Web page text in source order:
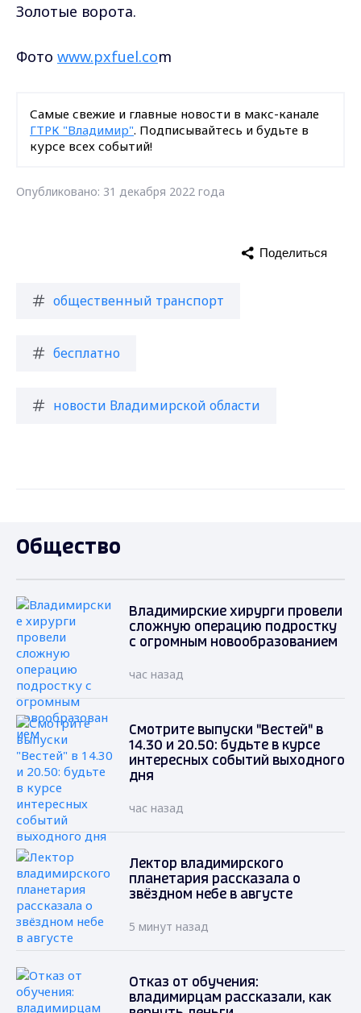
Золотые ворота.
Фото www.pxfuel.com
Самые свежие и главные новости в макс-канале
ГТРК "Владимир". Подписывайтесь и будьте в
курсе всех событий!
Опубликовано: 31 декабря 2022 года
общественный транспорт
бесплатно
новости Владимирской области
Поделиться
Общество
Владимирские хирурги провели
сложную операцию подростку
с огромным новообразованием
час назад
Смотрите выпуски "Вестей" в
14.30 и 20.50: будьте в курсе
интересных событий выходного
дня
час назад
Лектор владимирского
планетария рассказала о
звёздном небе в августе
5 минут назад
Отказ от обучения:
владимирцам рассказали, как